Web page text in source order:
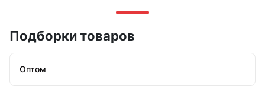
Подборки товаров
Оптом